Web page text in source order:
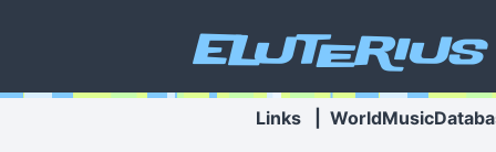
Eluterius
Links